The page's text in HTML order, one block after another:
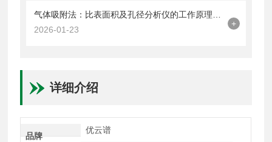
气体吸附法：比表面积及孔径分析仪的工作原理解析【优云谱】
2026-01-23
+
详细介绍
品牌
优云谱